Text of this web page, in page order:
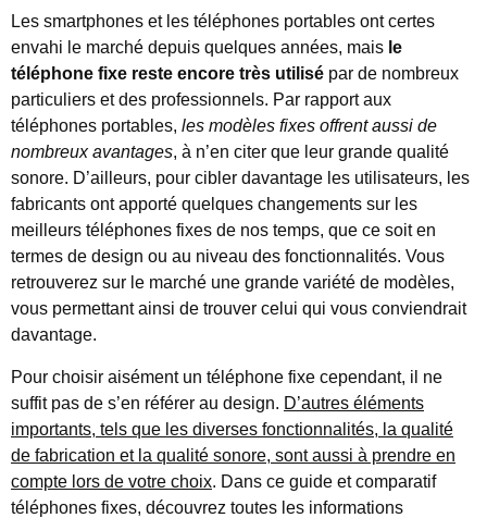
Les smartphones et les téléphones portables ont certes
envahi le marché depuis quelques années, mais le
téléphone fixe reste encore très utilisé par de nombreux
particuliers et des professionnels. Par rapport aux
téléphones portables, les modèles fixes offrent aussi de
nombreux avantages, à n’en citer que leur grande qualité
sonore. D’ailleurs, pour cibler davantage les utilisateurs, les
fabricants ont apporté quelques changements sur les
meilleurs téléphones fixes de nos temps, que ce soit en
termes de design ou au niveau des fonctionnalités. Vous
retrouverez sur le marché une grande variété de modèles,
vous permettant ainsi de trouver celui qui vous conviendrait
davantage.
Pour choisir aisément un téléphone fixe cependant, il ne
suffit pas de s’en référer au design. D’autres éléments
importants, tels que les diverses fonctionnalités, la qualité
de fabrication et la qualité sonore, sont aussi à prendre en
compte lors de votre choix. Dans ce guide et comparatif
téléphones fixes, découvrez toutes les informations